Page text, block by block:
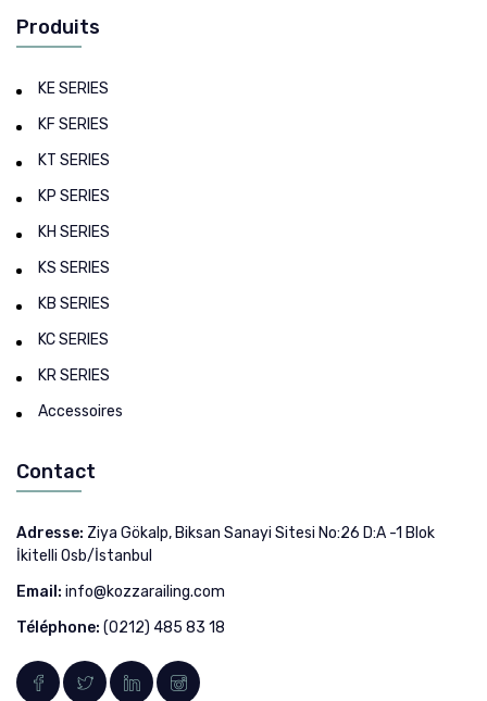
Produits
KE SERIES
KF SERIES
KT SERIES
KP SERIES
KH SERIES
KS SERIES
KB SERIES
KC SERIES
KR SERIES
Accessoires
Contact
Adresse: Ziya Gökalp, Biksan Sanayi Sitesi No:26 D:A -1 Blok
İkitelli Osb/İstanbul
Email: info@kozzarailing.com
Téléphone: (0212) 485 83 18